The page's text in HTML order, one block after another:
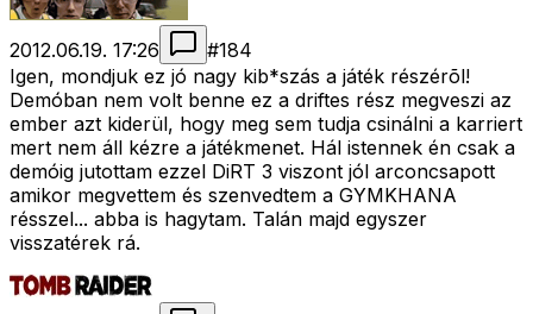
2012.06.19. 17:26 #184
Igen, mondjuk ez jó nagy kib*szás a játék részérõl!
Demóban nem volt benne ez a driftes rész megveszi az
ember azt kiderül, hogy meg sem tudja csinálni a karriert
mert nem áll kézre a játékmenet. Hál istennek én csak a
demóig jutottam ezzel DiRT 3 viszont jól arconcsapott
amikor megvettem és szenvedtem a GYMKHANA
résszel... abba is hagytam. Talán majd egyszer
visszatérek rá.